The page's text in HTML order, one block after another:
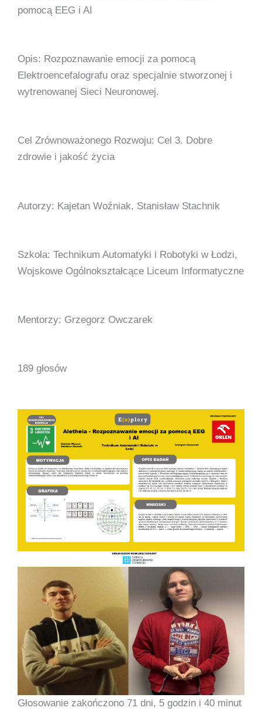
pomocą EEG i AI
Opis: Rozpoznawanie emocji za pomocą
Elektroencefalografu oraz specjalnie stworzonej i
wytrenowanej Sieci Neuronowej.
Cel Zrównoważonego Rozwoju: Cel 3. Dobre
zdrowie i jakość życia
Autorzy: Kajetan Woźniak, Stanisław Stachnik
Szkoła: Technikum Automatyki i Robotyki w Łodzi,
Wojskowe Ogólnokształcące Liceum Informatyczne
Mentorzy: Grzegorz Owczarek
189 głosów
Głosowanie zakończono 71 dni, 5 godzin i 40 minut